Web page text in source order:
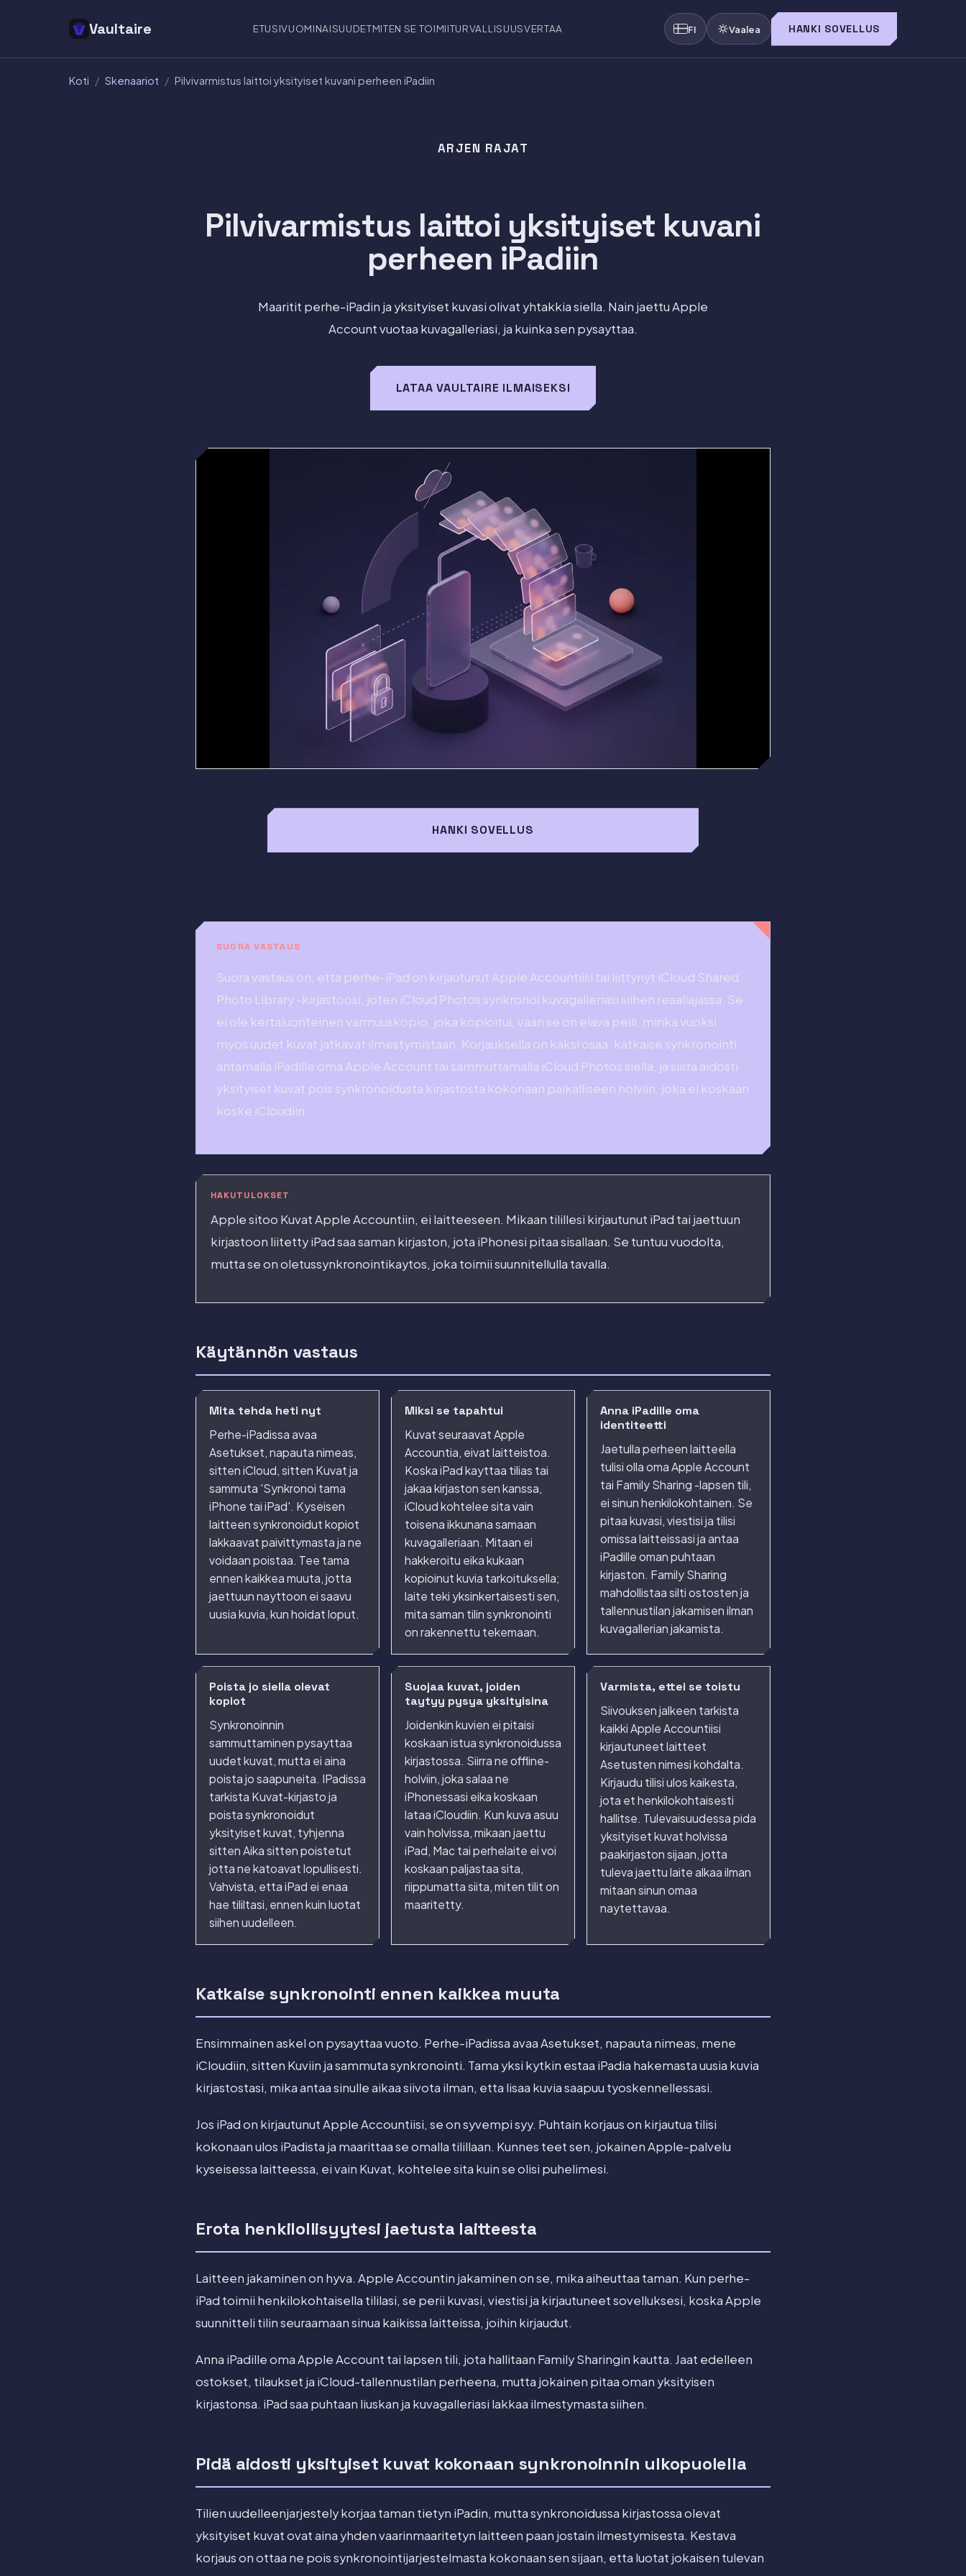
Vaultaire ETUSIVUOMINAISUUDETMITEN SE TOIMIITURVALLISUUSVERTAA FI Vaalea HANKI SOVELLUS
Koti / Skenaariot / Pilvivarmistus laittoi yksityiset kuvani perheen iPadiin
ARJEN RAJAT
Pilvivarmistus laittoi yksityiset kuvani
perheen iPadiin
Maaritit perhe-iPadin ja yksityiset kuvasi olivat yhtakkia siella. Nain jaettu Apple
Account vuotaa kuvagalleriasi, ja kuinka sen pysayttaa.
LATAA VAULTAIRE ILMAISEKSI
HANKI SOVELLUS
SUORA VASTAUS
Suora vastaus on, etta perhe-iPad on kirjautunut Apple Accountiisi tai liittynyt iCloud Shared
Photo Library -kirjastoosi, joten iCloud Photos synkronoi kuvagalleriasi siihen reaaliajassa. Se
ei ole kertaluonteinen varmuuskopio, joka kopioitui, vaan se on elava peili, minka vuoksi
myos uudet kuvat jatkavat ilmestymistaan. Korjauksella on kaksi osaa: katkaise synkronointi
antamalla iPadille oma Apple Account tai sammuttamalla iCloud Photos siella, ja siirra aidosti
yksityiset kuvat pois synkronoidusta kirjastosta kokonaan paikalliseen holviin, joka ei koskaan
koske iCloudiin.
HAKUTULOKSET
Apple sitoo Kuvat Apple Accountiin, ei laitteeseen. Mikaan tilillesi kirjautunut iPad tai jaettuun
kirjastoon liitetty iPad saa saman kirjaston, jota iPhonesi pitaa sisallaan. Se tuntuu vuodolta,
mutta se on oletussynkronointikaytos, joka toimii suunnitellulla tavalla.
Käytännön vastaus
Mita tehda heti nyt
Perhe-iPadissa avaa
Asetukset, napauta nimeas,
sitten iCloud, sitten Kuvat ja
sammuta 'Synkronoi tama
iPhone tai iPad'. Kyseisen
laitteen synkronoidut kopiot
lakkaavat paivittymasta ja ne
voidaan poistaa. Tee tama
ennen kaikkea muuta, jotta
jaettuun nayttoon ei saavu
uusia kuvia, kun hoidat loput.
Miksi se tapahtui
Kuvat seuraavat Apple
Accountia, eivat laitteistoa.
Koska iPad kayttaa tilias tai
jakaa kirjaston sen kanssa,
iCloud kohtelee sita vain
toisena ikkunana samaan
kuvagalleriaan. Mitaan ei
hakkeroitu eika kukaan
kopioinut kuvia tarkoituksella;
laite teki yksinkertaisesti sen,
mita saman tilin synkronointi
on rakennettu tekemaan.
Anna iPadille oma
identiteetti
Jaetulla perheen laitteella
tulisi olla oma Apple Account
tai Family Sharing -lapsen tili,
ei sinun henkilokohtainen. Se
pitaa kuvasi, viestisi ja tilisi
omissa laitteissasi ja antaa
iPadille oman puhtaan
kirjaston. Family Sharing
mahdollistaa silti ostosten ja
tallennustilan jakamisen ilman
kuvagallerian jakamista.
Poista jo siella olevat
kopiot
Synkronoinnin
sammuttaminen pysayttaa
uudet kuvat, mutta ei aina
poista jo saapuneita. IPadissa
tarkista Kuvat-kirjasto ja
poista synkronoidut
yksityiset kuvat, tyhjenna
sitten Aika sitten poistetut
jotta ne katoavat lopullisesti.
Vahvista, etta iPad ei enaa
hae tililtasi, ennen kuin luotat
siihen uudelleen.
Suojaa kuvat, joiden
taytyy pysya yksityisina
Joidenkin kuvien ei pitaisi
koskaan istua synkronoidussa
kirjastossa. Siirra ne offline-
holviin, joka salaa ne
iPhonessasi eika koskaan
lataa iCloudiin. Kun kuva asuu
vain holvissa, mikaan jaettu
iPad, Mac tai perhelaite ei voi
koskaan paljastaa sita,
riippumatta siita, miten tilit on
maaritetty.
Varmista, ettei se toistu
Siivouksen jalkeen tarkista
kaikki Apple Accountiisi
kirjautuneet laitteet
Asetusten nimesi kohdalta.
Kirjaudu tilisi ulos kaikesta,
jota et henkilokohtaisesti
hallitse. Tulevaisuudessa pida
yksityiset kuvat holvissa
paakirjaston sijaan, jotta
tuleva jaettu laite alkaa ilman
mitaan sinun omaa
naytettavaa.
Katkaise synkronointi ennen kaikkea muuta
Ensimmainen askel on pysayttaa vuoto. Perhe-iPadissa avaa Asetukset, napauta nimeas, mene
iCloudiin, sitten Kuviin ja sammuta synkronointi. Tama yksi kytkin estaa iPadia hakemasta uusia kuvia
kirjastostasi, mika antaa sinulle aikaa siivota ilman, etta lisaa kuvia saapuu tyoskennellessasi.
Jos iPad on kirjautunut Apple Accountiisi, se on syvempi syy. Puhtain korjaus on kirjautua tilisi
kokonaan ulos iPadista ja maarittaa se omalla tilillaan. Kunnes teet sen, jokainen Apple-palvelu
kyseisessa laitteessa, ei vain Kuvat, kohtelee sita kuin se olisi puhelimesi.
Erota henkilollisyytesi jaetusta laitteesta
Laitteen jakaminen on hyva. Apple Accountin jakaminen on se, mika aiheuttaa taman. Kun perhe-
iPad toimii henkilokohtaisella tililasi, se perii kuvasi, viestisi ja kirjautuneet sovelluksesi, koska Apple
suunnitteli tilin seuraamaan sinua kaikissa laitteissa, joihin kirjaudut.
Anna iPadille oma Apple Account tai lapsen tili, jota hallitaan Family Sharingin kautta. Jaat edelleen
ostokset, tilaukset ja iCloud-tallennustilan perheena, mutta jokainen pitaa oman yksityisen
kirjastonsa. iPad saa puhtaan liuskan ja kuvagalleriasi lakkaa ilmestymasta siihen.
Pidä aidosti yksityiset kuvat kokonaan synkronoinnin ulkopuolella
Tilien uudelleenjarjestely korjaa taman tietyn iPadin, mutta synkronoidussa kirjastossa olevat
yksityiset kuvat ovat aina yhden vaarinmaaritetyn laitteen paan jostain ilmestymisesta. Kestava
korjaus on ottaa ne pois synkronointijarjestelmasta kokonaan sen sijaan, etta luotat jokaisen tulevan